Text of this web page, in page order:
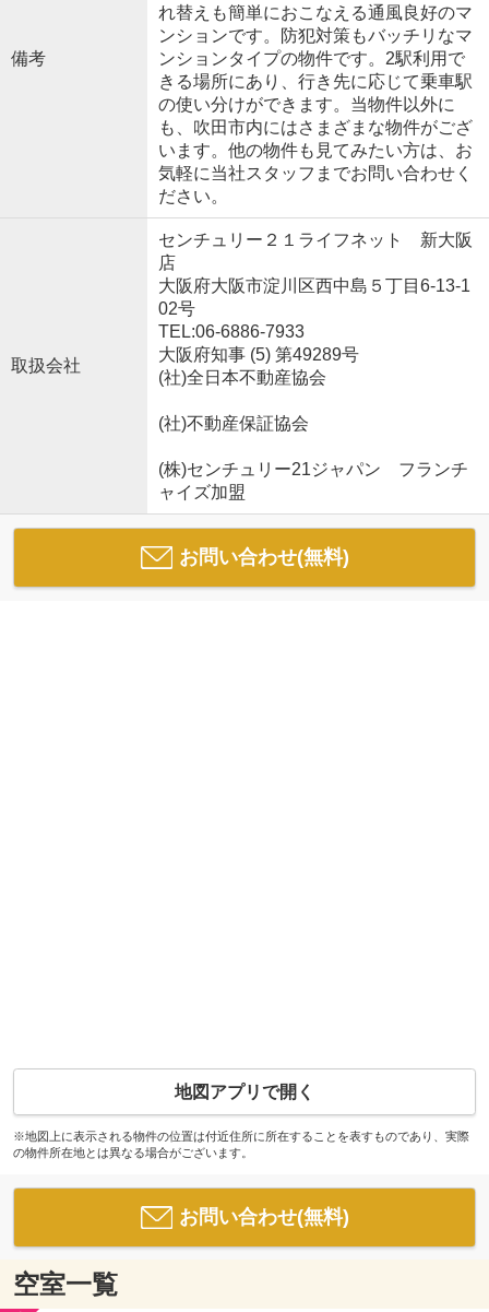
備考
れ替えも簡単におこなえる通風良好のマ
ンションです。防犯対策もバッチリなマ
ンションタイプの物件です。2駅利用で
きる場所にあり、行き先に応じて乗車駅
の使い分けができます。当物件以外に
も、吹田市内にはさまざまな物件がござ
います。他の物件も見てみたい方は、お
気軽に当社スタッフまでお問い合わせく
ださい。
取扱会社
センチュリー２１ライフネット 新大阪
店
大阪府大阪市淀川区西中島５丁目6-13-1
02号
TEL:06-6886-7933
大阪府知事 (5) 第49289号
(社)全日本不動産協会
(社)不動産保証協会
(株)センチュリー21ジャパン フランチ
ャイズ加盟
お問い合わせ(無料)
地図アプリで開く
※地図上に表示される物件の位置は付近住所に所在することを表すものであり、実際
の物件所在地とは異なる場合がございます。
お問い合わせ(無料)
空室一覧